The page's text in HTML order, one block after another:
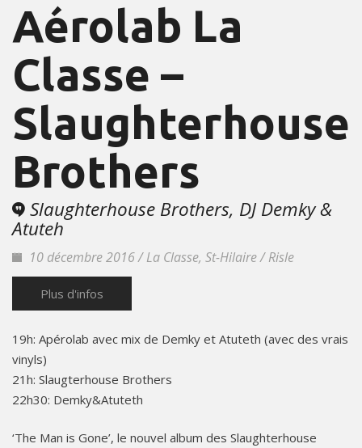
Aérolab La
Classe –
Slaughterhouse
Brothers
Slaughterhouse Brothers, DJ Demky &
Atuteh
10 décembre 2016 / La Classe, St-Hilaire / Risle
Plus d'infos
19h: Apérolab avec mix de Demky et Atuteth (avec des vrais
vinyls)
21h: Slaugterhouse Brothers
22h30: Demky&Atuteth
‘The Man is Gone’, le nouvel album des Slaughterhouse